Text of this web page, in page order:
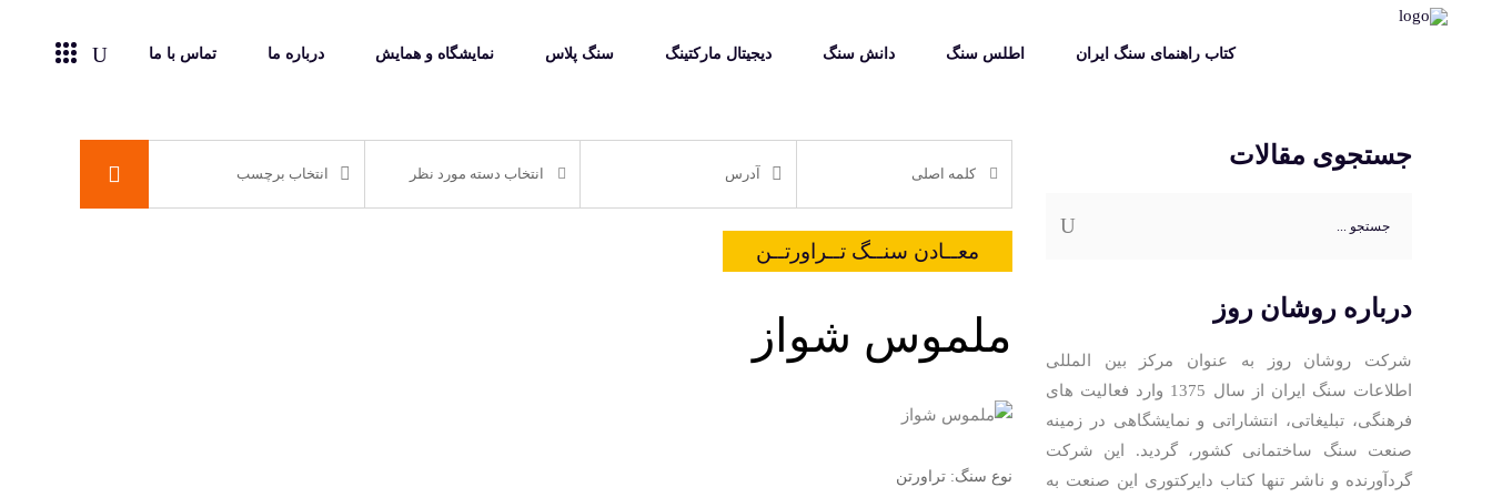
کتاب راهنمای سنگ ایران اطلس سنگ دانش سنگ دیجیتال مارکتینگ سنگ پلاس نمایشگاه و همایش درباره ما تماس با ما
معــادن سنــگ تــراورتــن
ملموس شواز
نوع سنگ: تراورتن
جستجوی مقالات
برای:
درباره روشان روز
شرکت روشان روز به عنوان مرکز بین المللی
اطلاعات سنگ ایران از سال 1375 وارد فعالیت های
فرهنگی، تبلیغاتی، انتشاراتی و نمایشگاهی در زمینه
صنعت سنگ ساختمانی کشور، گردید. این شرکت
گردآورنده و ناشر تنها کتاب دایرکتوری این صنعت به